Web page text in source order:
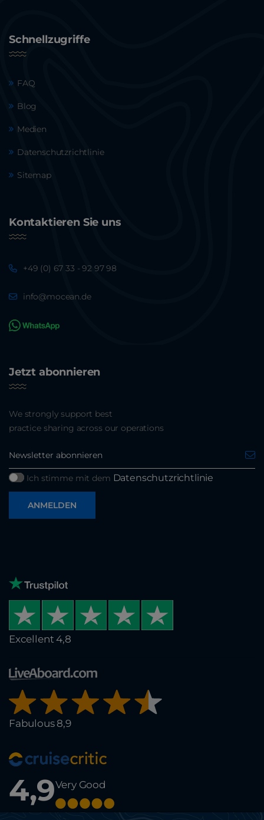
Schnellzugriffe
FAQ
Blog
Medien
Datenschutzrichtlinie
Sitemap
Kontaktieren Sie uns
+49 (0) 67 33 - 92 97 98
info@mocean.de
Jetzt abonnieren
We strongly support best
practice sharing across our operations
Ich stimme mit dem Datenschutzrichtlinie
ANMELDEN
Excellent 4,8
Fabulous 8,9
4,9Very Good